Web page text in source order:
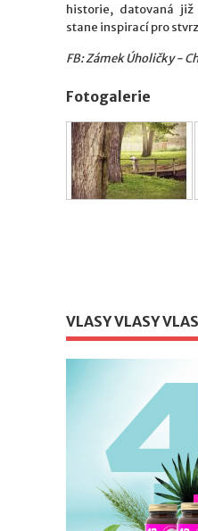
historie, datovaná
stane inspirací pro
FB: Zámek Úholičky -
Fotogalerie
VLASY VLASY